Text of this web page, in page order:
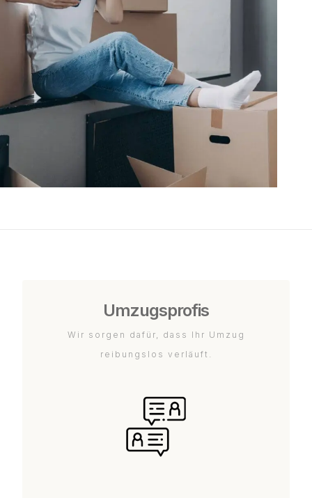
Umzugsprofis
Wir sorgen dafür, dass Ihr Umzug
reibungslos verläuft.